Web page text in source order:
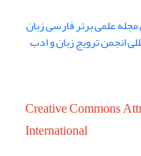
علمی برتر فارسی زبان
المللی انجمن ترویج زبان و ادب
Creative Commons
International